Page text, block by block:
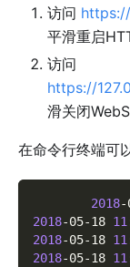
访问
平滑重启
访问
https://
滑关闭
在命令行终端可
2018-
2018-05-18 11
2018-05-18 11
2018-05-18 11